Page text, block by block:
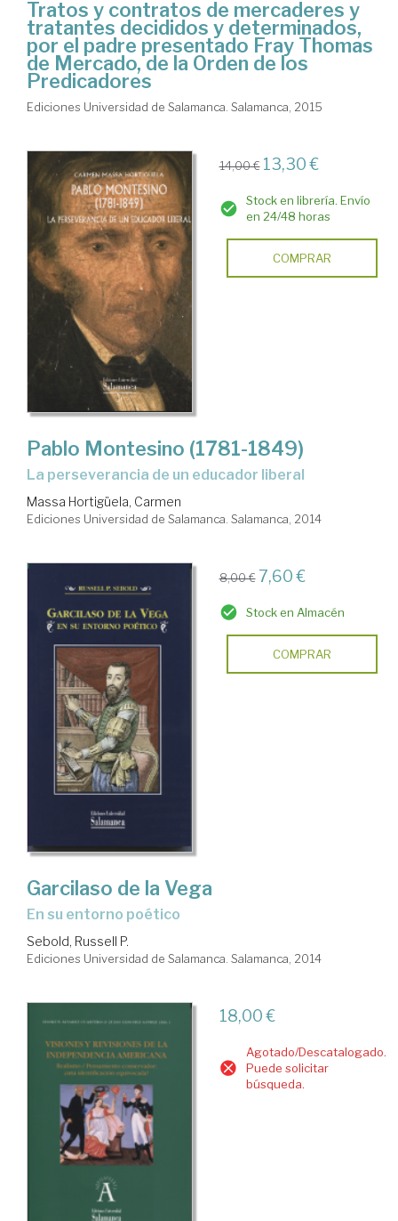
Tratos y contratos de mercaderes y
tratantes decididos y determinados,
por el padre presentado Fray Thomas
de Mercado, de la Orden de los
Predicadores
Ediciones Universidad de Salamanca. Salamanca, 2015
14,00 € 13,30 €
Stock en librería. Envío
en 24/48 horas
COMPRAR
Pablo Montesino (1781-1849)
la perseverancia de un educador liberal
Massa Hortigüela, Carmen
Ediciones Universidad de Salamanca. Salamanca, 2014
8,00 € 7,60 €
Stock en Almacén
COMPRAR
Garcilaso de la Vega
en su entorno poético
Sebold, Russell P.
Ediciones Universidad de Salamanca. Salamanca, 2014
18,00 €
Agotado/Descatalogado.
Puede solicitar
búsqueda.